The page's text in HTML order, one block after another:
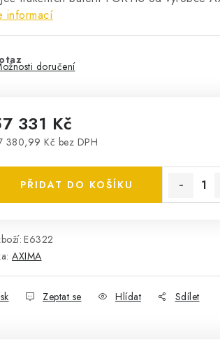
informací
doručení
331 Kč
380,99 Kč bez DPH
PŘIDAT DO KOŠÍKU
E6322
AXIMA
Zeptat se Hlídat Sdílet